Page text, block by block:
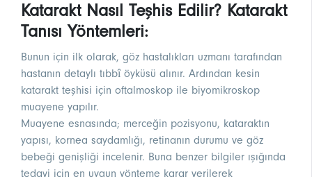
Katarakt Nasıl Teşhis Edilir? Katarakt
Tanısı Yöntemleri:
Bunun için ilk olarak, göz hastalıkları uzmanı tarafından
hastanın detaylı tıbbî öyküsü alınır. Ardından kesin
katarakt teşhisi için oftalmoskop ile biyomikroskop
muayene yapılır.
Muayene esnasında; merceğin pozisyonu, kataraktın
yapısı, kornea saydamlığı, retinanın durumu ve göz
bebeği genişliği incelenir. Buna benzer bilgiler ışığında
tedavi için en uygun yönteme karar verilerek